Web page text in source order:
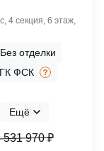
4 секция, 6 этаж,
Без отделки
ГК ФСК
Ещё
531 970 ₽